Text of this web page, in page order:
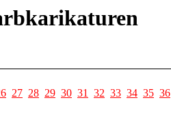
27 28 29 30 31 32 33 34 35 36